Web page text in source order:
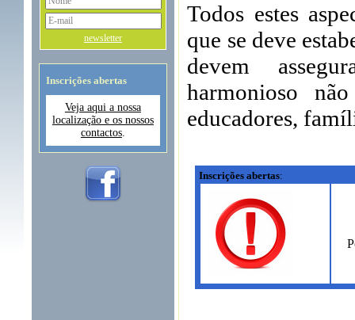
newsletter
Inscrições abertas
Veja aqui a nossa
localização e os nossos
contactos.
Todos estes
que se deve
devem
harmonioso
educadores,
Inscrições abertas: